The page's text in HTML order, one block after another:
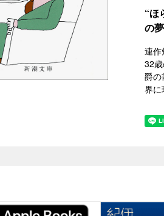
“ほ
の
連作
32
爵
界に